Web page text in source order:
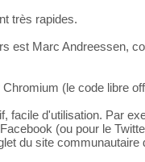
très rapides.
est Marc Andreessen,
(le code libre
facile d'utilisation. Par
(ou pour le
du site communautaire